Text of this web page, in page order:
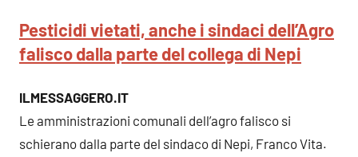
Pesticidi vietati, anche i sindaci dell’Agro
falisco dalla parte del collega di Nepi
ILMESSAGGERO.IT
Le amministrazioni comunali dell’agro falisco si
schierano dalla parte del sindaco di Nepi, Franco Vita.